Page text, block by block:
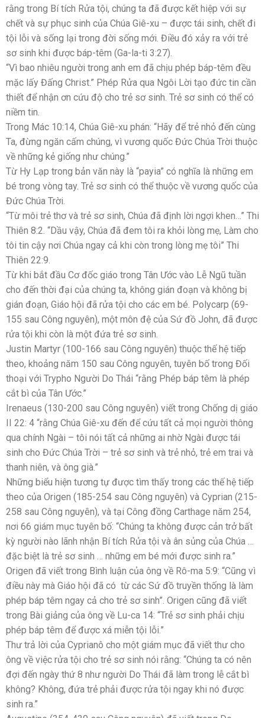
rằng trong Bí tích Rửa tội, chúng ta đã được kết hiệp với sự
chết và sự phục sinh của Chúa Giê-xu – được tái sinh, chết đi
tội lỗi và sống lại trong đời sống mới. Điều đó xảy ra với trẻ
sơ sinh khi được báp-têm (Ga-la-ti 3:27).
“Vì bao nhiêu người trong anh em đã chịu phép báp-têm đều
mặc lấy Đấng Christ.” Phép Rửa qua Ngôi Lời tạo đức tin cần
thiết để nhận ơn cứu độ cho trẻ sơ sinh. Trẻ sơ sinh có thể có
niềm tin.
Trong Mác 10:14, Chúa Giê-xu phán: “Hãy để trẻ nhỏ đến cùng
Ta, đừng ngăn cấm chúng, vì vương quốc Đức Chúa Trời thuộc
về những kẻ giống như chúng.”
Từ Hy Lạp trong bản văn này là “payia” có nghĩa là những em
bé trong vòng tay. Trẻ sơ sinh có thể thuộc về vương quốc của
Đức Chúa Trời.
“Từ môi trẻ thơ và trẻ sơ sinh, Chúa đã định lời ngợi khen…” Thi
Thiên 8:2. “Dầu vậy, Chúa đã đem tôi ra khỏi lòng mẹ, Làm cho
tôi tin cậy nơi Chúa ngay cả khi còn trong lòng mẹ tôi” Thi
Thiên 22:9.
Từ khi bắt đầu Cơ đốc giáo trong Tân Ước vào Lễ Ngũ tuần
cho đến thời đại của chúng ta, không gián đoạn và không bị
gián đoạn, Giáo hội đã rửa tội cho các em bé. Polycarp (69-
155 sau Công nguyên), một môn đệ của Sứ đồ John, đã được
rửa tội khi còn là một đứa trẻ sơ sinh.
Justin Martyr (100-166 sau Công nguyên) thuộc thế hệ tiếp
theo, khoảng năm 150 sau Công nguyên, tuyên bố trong Đối
thoại với Trypho Người Do Thái “rằng Phép báp têm là phép
cắt bì của Tân Ước.”
Irenaeus (130-200 sau Công nguyên) viết trong Chống dị giáo
II 22: 4 “rằng Chúa Giê-xu đến để cứu tất cả mọi người thông
qua chính Ngài – tôi nói tất cả những ai nhờ Ngài được tái
sinh cho Đức Chúa Trời – trẻ sơ sinh và trẻ nhỏ, trẻ em trai và
thanh niên, và ông già.”
Những biểu hiện tương tự được tìm thấy trong các thế hệ tiếp
theo của Origen (185-254 sau Công nguyên) và Cyprian (215-
258 sau Công nguyên), và tại Công đồng Carthage năm 254,
nơi 66 giám mục tuyên bố: “Chúng ta không được cản trở bất
kỳ người nào lãnh nhận Bí tích Rửa tội và ân sủng của Chúa …
đặc biệt là trẻ sơ sinh … những em bé mới được sinh ra.”
Origen đã viết trong Bình luận của ông về Rô-ma 5:9: “Cũng vì
điều này mà Giáo hội đã có từ các Sứ đồ truyền thống là làm
phép báp têm ngay cả cho trẻ sơ sinh”. Origen cũng đã viết
trong Bài giảng của ông về Lu-ca 14: “Trẻ sơ sinh phải chịu
phép báp têm để được xá miễn tội lỗi.”
Thư trả lời của Cyprianô cho một giám mục đã viết thư cho
ông về việc rửa tội cho trẻ sơ sinh nói rằng: “Chúng ta có nên
đợi đến ngày thứ 8 như người Do Thái đã làm trong lễ cắt bì
không? Không, đứa trẻ phải được rửa tội ngay khi nó được
sinh ra.”